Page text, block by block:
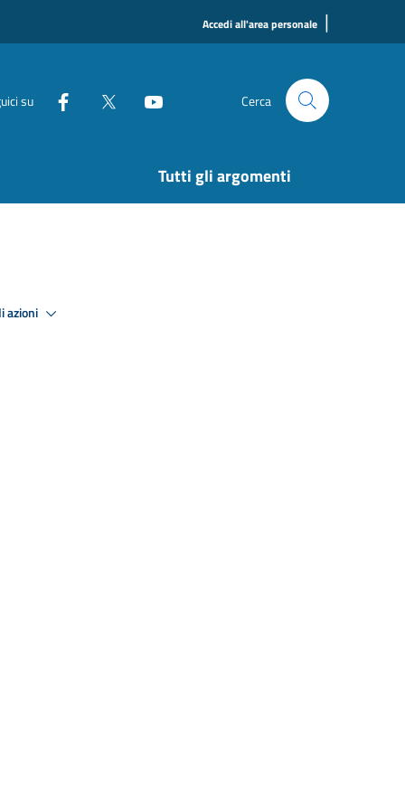
Accedi all'area personale |
su Cerca
Tutti gli argomenti
azioni